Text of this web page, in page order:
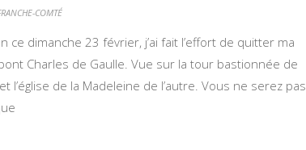
COMTÉ
dimanche 23 février, j’ai fait l’effort de quitter ma
Charles de Gaulle. Vue sur la tour bastionnée de
l’église de la Madeleine de l’autre. Vous ne serez pas